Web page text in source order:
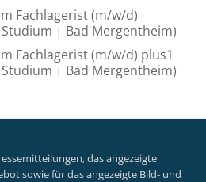
Fachlagerist (m/w/d)
| Bad Mergentheim)
Fachlagerist (m/w/d) plus1
| Bad Mergentheim)
das angezeigte
sowie für das angezeigte Bild- und